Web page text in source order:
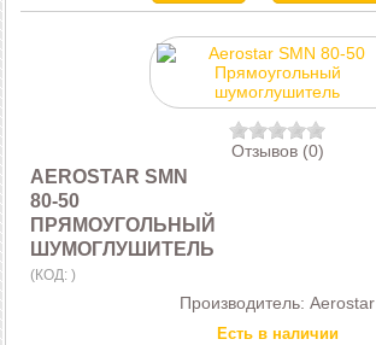
Отзывов (0)
AEROSTAR SMN
80-50
ПРЯМОУГОЛЬНЫЙ
ШУМОГЛУШИТЕЛЬ
(КОД: )
Производитель: Aerostar
Есть в наличии